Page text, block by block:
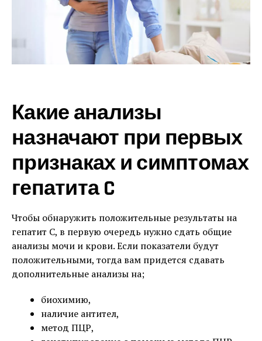
Какие анализы
назначают при первых
признаках и симптомах
гепатита C
Чтобы обнаружить положительные результаты на
гепатит C, в первую очередь нужно сдать общие
анализы мочи и крови. Если показатели будут
положительными, тогда вам придется сдавать
дополнительные анализы на;
биохимию,
наличие антител,
метод ПЦР,